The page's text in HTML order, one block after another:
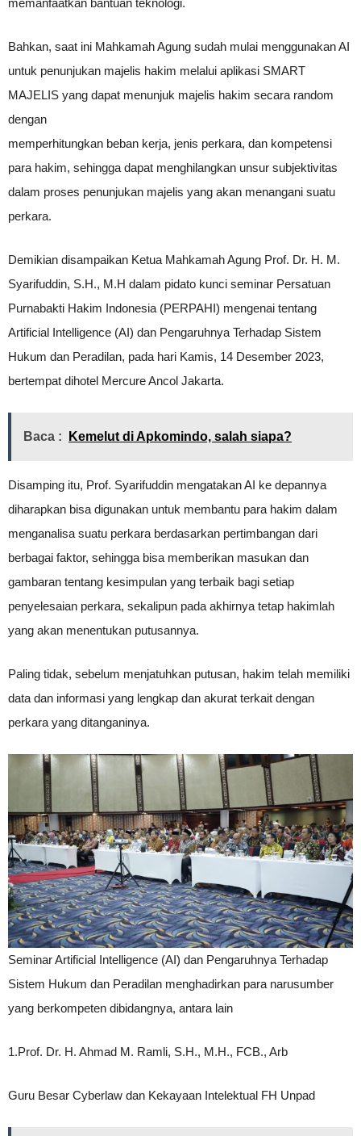
memanfaatkan bantuan teknologi.
Bahkan, saat ini Mahkamah Agung sudah mulai menggunakan AI
untuk penunjukan majelis hakim melalui aplikasi SMART
MAJELIS yang dapat menunjuk majelis hakim secara random
dengan
memperhitungkan beban kerja, jenis perkara, dan kompetensi
para hakim, sehingga dapat menghilangkan unsur subjektivitas
dalam proses penunjukan majelis yang akan menangani suatu
perkara.
Demikian disampaikan Ketua Mahkamah Agung Prof. Dr. H. M.
Syarifuddin, S.H., M.H dalam pidato kunci seminar Persatuan
Purnabakti Hakim Indonesia (PERPAHI) mengenai tentang
Artificial Intelligence (AI) dan Pengaruhnya Terhadap Sistem
Hukum dan Peradilan, pada hari Kamis, 14 Desember 2023,
bertempat dihotel Mercure Ancol Jakarta.
Baca : Kemelut di Apkomindo, salah siapa?
Disamping itu, Prof. Syarifuddin mengatakan AI ke depannya
diharapkan bisa digunakan untuk membantu para hakim dalam
menganalisa suatu perkara berdasarkan pertimbangan dari
berbagai faktor, sehingga bisa memberikan masukan dan
gambaran tentang kesimpulan yang terbaik bagi setiap
penyelesaian perkara, sekalipun pada akhirnya tetap hakimlah
yang akan menentukan putusannya.
Paling tidak, sebelum menjatuhkan putusan, hakim telah memiliki
data dan informasi yang lengkap dan akurat terkait dengan
perkara yang ditanganinya.
Seminar Artificial Intelligence (AI) dan Pengaruhnya Terhadap
Sistem Hukum dan Peradilan menghadirkan para narusumber
yang berkompeten dibidangnya, antara lain
1.Prof. Dr. H. Ahmad M. Ramli, S.H., M.H., FCB., Arb
Guru Besar Cyberlaw dan Kekayaan Intelektual FH Unpad